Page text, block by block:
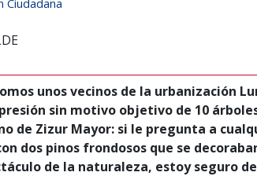
Ciudadana
unos vecinos de la urbanización
sin motivo objetivo de 10
de Zizur Mayor: si le pregunta a
dos pinos frondosos que se
de la naturaleza, estoy seguro